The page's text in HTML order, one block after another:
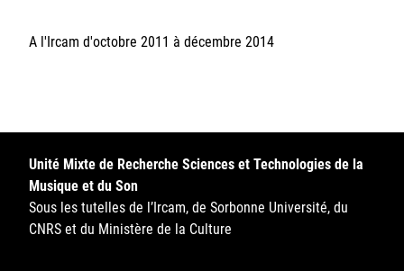
CNRS
Rester informé
Offres d'emplois/stages
A l'Ircam d'octobre 2011 à décembre 2014
Unité Mixte de Recherche Sciences et Technologies de la
Musique et du Son
Sous les tutelles de l’Ircam, de Sorbonne Université, du
CNRS et du Ministère de la Culture